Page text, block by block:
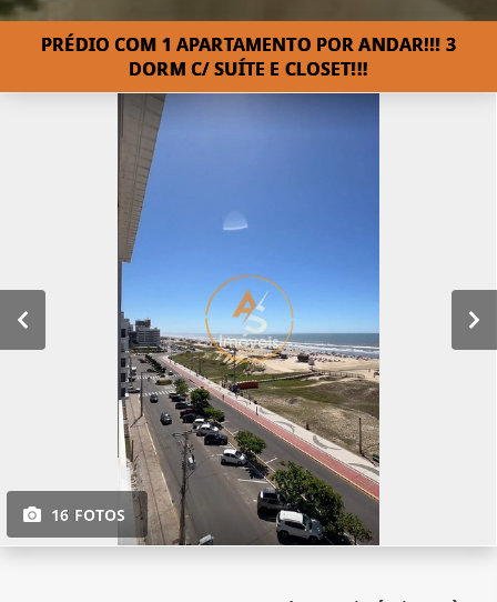
PRÉDIO COM 1 APARTAMENTO POR ANDAR!!! 3
DORM C/ SUÍTE E CLOSET!!!
16 FOTOS